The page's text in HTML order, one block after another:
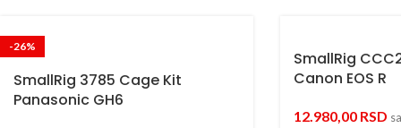
-26%
SmallRig 3785 Cage Kit
Panasonic GH6
SmallRig
Canon EOS R
12.980,00 RSD